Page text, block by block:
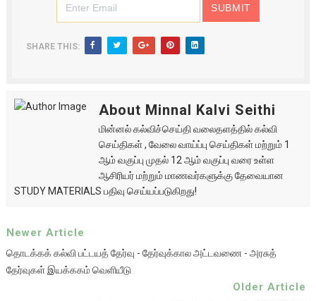
SHARE THIS:
About Minnal Kalvi Seithi
மின்னல் கல்விச்செய்தி வலைதளத்தில் கல்வி
செய்திகள் , வேலை வாய்ப்பு செய்திகள் மற்றும் 1
ஆம் வகுப்பு முதல் 12 ஆம் வகுப்பு வரை உள்ள
ஆசிரியர் மற்றும் மாணவர்களுக்கு தேவையான
STUDY MATERIALS பதிவு செய்யப்படுகிறது!
Newer Article
தொடக்கக் கல்வி பட்டயத் தேர்வு - தேர்வுக்கால அட்டவணை - அரசுத்
தேர்வுகள் இயக்ககம் வெளியீடு
Older Article